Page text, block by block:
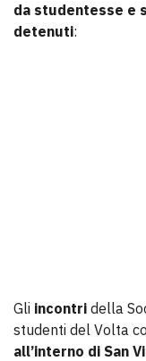
da studentesse e
detenuti:
Gli incontri della
studenti del Volta
all’interno di San